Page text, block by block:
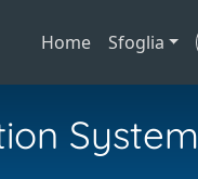
Home Sfoglia
System